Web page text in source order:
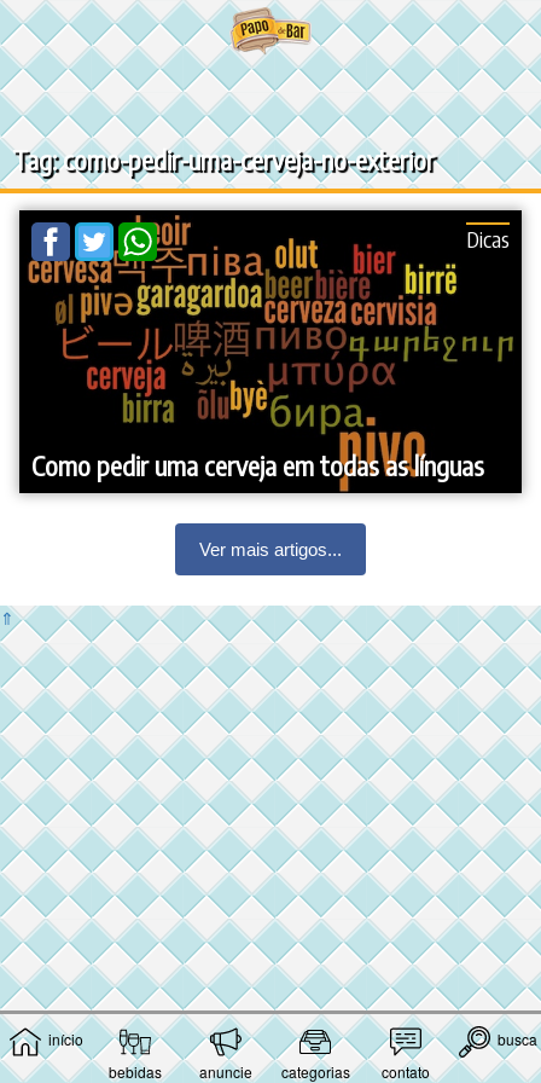
Ir
para
o
conteúdo
início
bebidas
anuncie categorias contato
busca
Tag: como-pedir-uma-cerveja-no-exterior
Como pedir uma cerveja em todas as línguas
Dicas
Ver mais artigos...
⇑